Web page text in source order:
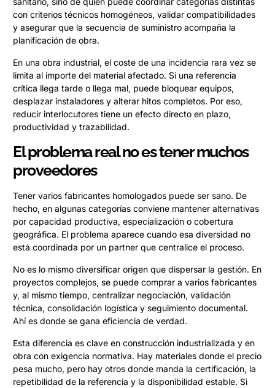
con criterios técnicos homogéneos, validar compatibilidades
y asegurar que la secuencia de suministro acompaña la
planificación de obra.
En una obra industrial, el coste de una incidencia rara vez se
limita al importe del material afectado. Si una referencia
crítica llega tarde o llega mal, puede bloquear equipos,
desplazar instaladores y alterar hitos completos. Por eso,
reducir interlocutores tiene un efecto directo en plazo,
productividad y trazabilidad.
El problema real no es tener muchos
proveedores
Tener varios fabricantes homologados puede ser sano. De
hecho, en algunas categorías conviene mantener alternativas
por capacidad productiva, especialización o cobertura
geográfica. El problema aparece cuando esa diversidad no
está coordinada por un partner que centralice el proceso.
No es lo mismo diversificar origen que dispersar la gestión. En
proyectos complejos, se puede comprar a varios fabricantes
y, al mismo tiempo, centralizar negociación, validación
técnica, consolidación logística y seguimiento documental.
Ahí es donde se gana eficiencia de verdad.
Esta diferencia es clave en construcción industrializada y en
obra con exigencia normativa. Hay materiales donde el precio
pesa mucho, pero hay otros donde manda la certificación, la
repetibilidad de la referencia y la disponibilidad estable. Si